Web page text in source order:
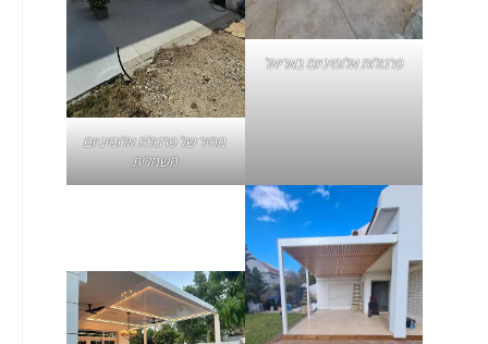
פרגולות אלומיניום באריאל
מחיר של פרגולת אלומיניום
חשמלית